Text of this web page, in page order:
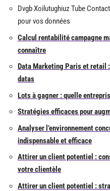
Dvgb Xoilutughiuz Tube
pour vos données
Calcul rentabilité campagne
connaître
Data Marketing Paris et retail
datas
Lots à gagner : quelle
Stratégies efficaces pour
Analyser l’environnement
indispensable et efficace
Attirer un client potentiel :
votre clientèle
Attirer un client potentiel :